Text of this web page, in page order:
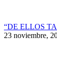
“DE ELLOS
23 noviembre,